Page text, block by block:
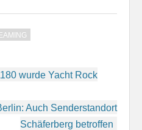
wurde Yacht Rock
Auch Senderstandort
Schäferberg betroffen